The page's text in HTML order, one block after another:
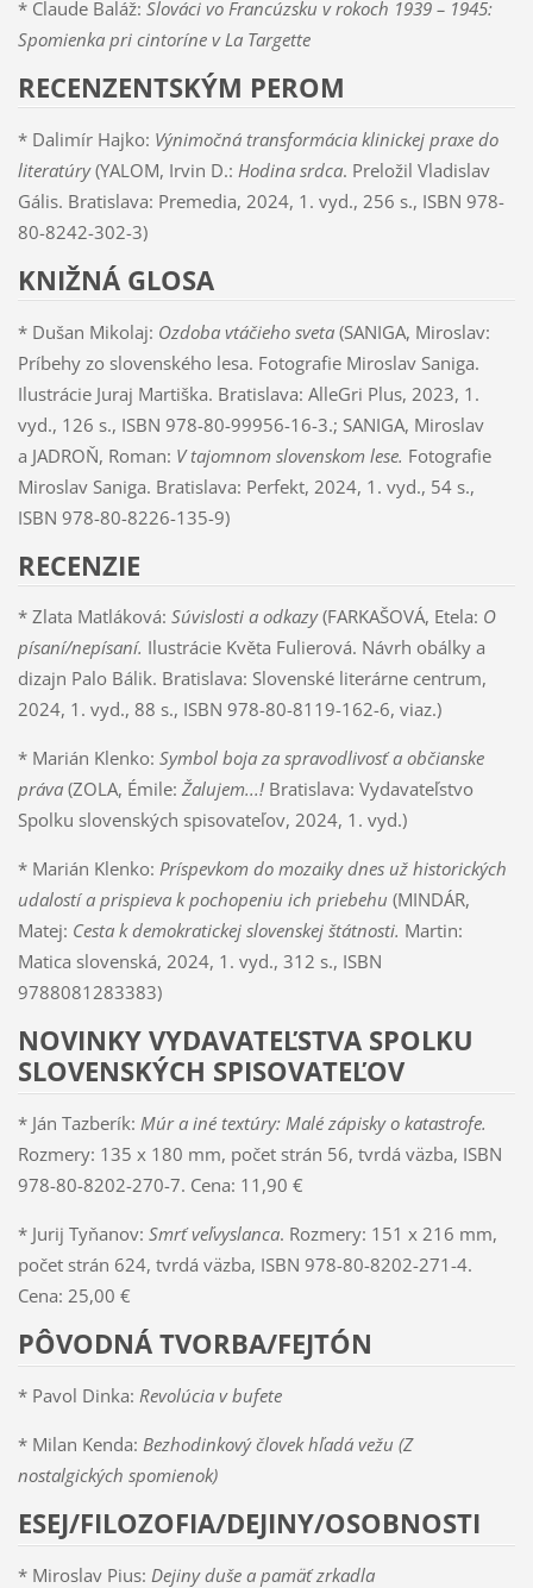
* Claude Baláž: Slováci vo Francúzsku v rokoch 1939 – 1945:
Spomienka pri cintoríne v La Targette
RECENZENTSKÝM PEROM
* Dalimír Hajko: Výnimočná transformácia klinickej praxe do
literatúry(YALOM, Irvin D.: Hodina srdca. Preložil Vladislav
Gális. Bratislava: Premedia, 2024, 1. vyd., 256 s., ISBN 978-
80-8242-302-3)
KNIŽNÁ GLOSA
* Dušan Mikolaj: Ozdoba vtáčieho sveta(SANIGA, Miroslav:
Príbehy zo slovenského lesa. Fotografie Miroslav Saniga.
Ilustrácie Juraj Martiška. Bratislava: AlleGri Plus, 2023, 1.
vyd., 126 s., ISBN 978-80-99956-16-3.; SANIGA, Miroslav
a JADROŇ, Roman: V tajomnom slovenskom lese. Fotografie
Miroslav Saniga. Bratislava: Perfekt, 2024, 1. vyd., 54 s.,
ISBN 978-80-8226-135-9)
RECENZIE
* Zlata Matláková: Súvislosti a odkazy(FARKAŠOVÁ, Etela: O
písaní/nepísaní. Ilustrácie Květa Fulierová. Návrh obálky a
dizajn Palo Bálik. Bratislava: Slovenské literárne centrum,
2024, 1. vyd., 88 s., ISBN 978-80-8119-162-6, viaz.)
* Marián Klenko: Symbol boja za spravodlivosť a občianske
práva (ZOLA, Émile: Žalujem...! Bratislava: Vydavateľstvo
Spolku slovenských spisovateľov, 2024, 1. vyd.)
* Marián Klenko: Príspevkom do mozaiky dnes už historických
udalostí a prispieva k pochopeniu ich priebehu (MINDÁR,
Matej: Cesta k demokratickej slovenskej štátnosti. Martin:
Matica slovenská, 2024, 1. vyd., 312 s., ISBN
9788081283383)
NOVINKY VYDAVATEĽSTVA SPOLKU
SLOVENSKÝCH SPISOVATEĽOV
* Ján Tazberík: Múr a iné textúry: Malé zápisky o katastrofe.
Rozmery: 135 x 180 mm, počet strán 56, tvrdá väzba, ISBN
978-80-8202-270-7. Cena: 11,90 €
* Jurij Tyňanov: Smrť veľvyslanca. Rozmery: 151 x 216 mm,
počet strán 624, tvrdá väzba, ISBN 978-80-8202-271-4.
Cena: 25,00 €
PÔVODNÁ TVORBA/FEJTÓN
* Pavol Dinka: Revolúcia v bufete
* Milan Kenda: Bezhodinkový človek hľadá vežu (Z
nostalgických spomienok)
ESEJ/FILOZOFIA/DEJINY/OSOBNOSTI
* Miroslav Pius: Dejiny duše a pamäť zrkadla